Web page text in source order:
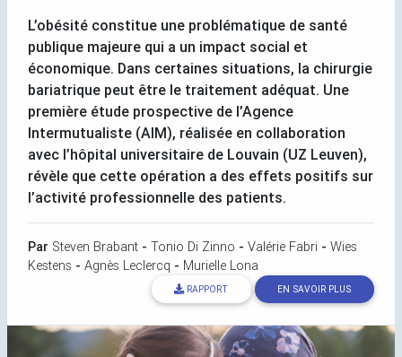
L’obésité constitue une problématique de santé
publique majeure qui a un impact social et
économique. Dans certaines situations, la chirurgie
bariatrique peut être le traitement adéquat. Une
première étude prospective de l’Agence
Intermutualiste (AIM), réalisée en collaboration
avec l’hôpital universitaire de Louvain (UZ Leuven),
révèle que cette opération a des effets positifs sur
l’activité professionnelle des patients.
Par Steven Brabant - Tonio Di Zinno - Valérie Fabri - Wies
Kestens - Agnès Leclercq - Murielle Lona
RAPPORT EN SAVOIR PLUS